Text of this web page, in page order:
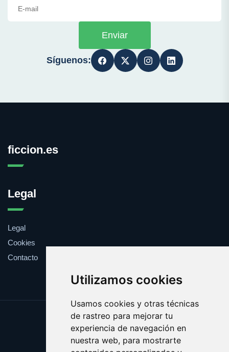
Utilizamos cookies
Usamos cookies y otras técnicas
de rastreo para mejorar tu
experiencia de navegación en
nuestra web, para mostrarte
Enviar
Síguenos:
ficcion.es
Legal
Legal
Cookies
Contacto
Update cookies preferences
Copyright © 2025 ficcion.es